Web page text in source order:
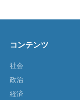
コンテンツ
社会
政治
経済